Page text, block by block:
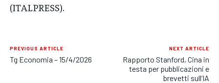
(ITALPRESS).
PREVIOUS ARTICLE
Tg Economia – 15/4/2026
NEXT ARTICLE
Rapporto Stanford, Cina in
testa per pubblicazioni e
brevetti sull’IA